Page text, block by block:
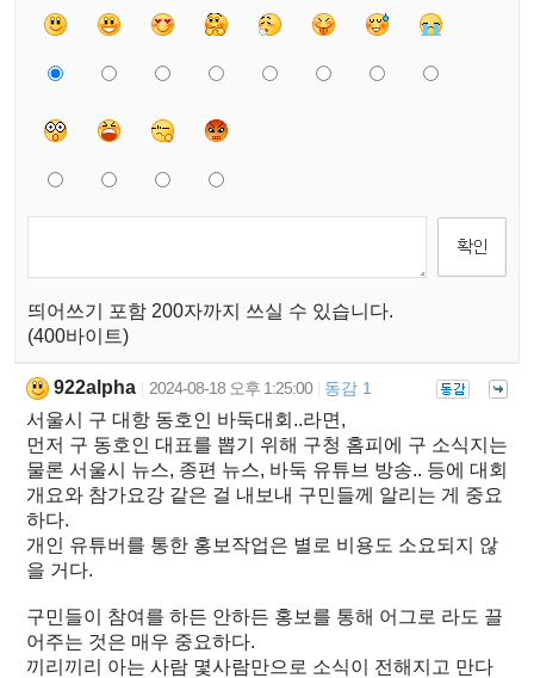
띄어쓰기 포함 200자까지 쓰실 수 있습니다.
(400바이트)
922alpha 2024-08-18 오후 1:25:00 동감 1
서울시 구 대항 동호인 바둑대회..라면,
먼저 구 동호인 대표를 뽑기 위해 구청 홈피에 구 소식지는
물론 서울시 뉴스, 종편 뉴스, 바둑 유튜브 방송.. 등에 대회
개요와 참가요강 같은 걸 내보내 구민들께 알리는 게 중요
하다.
개인 유튜버를 통한 홍보작업은 별로 비용도 소요되지 않
을 거다.
구민들이 참여를 하든 안하든 홍보를 통해 어그로 라도 끌
어주는 것은 매우 중요하다.
끼리끼리 아는 사람 몇사람만으로 소식이 전해지고 만다